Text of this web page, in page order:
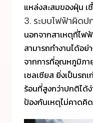
แหล่งสะสมของฝุ่น เ
3. ระบบไฟฟ้าผิดป
นอกจากสาเหตุที่ไฟ
สามารถทำงานได้อ
จากการที่อุณหภูมิภา
เซลเซียส ยิ่งเป็นรถเ
ร้อนที่สูงกว่าปกติได้ง่
ป้องกันเหตุไม่คาดคิด